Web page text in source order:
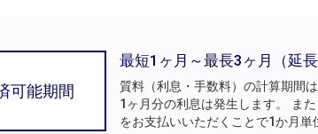
可能期間
最短1ヶ月～最長3ヶ月（延長
質料（利息・手数料）の計算期間
1ヶ月分の利息は発生します。 ま
をお支払いいただくことで1か月単